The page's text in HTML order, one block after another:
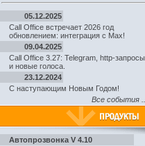
05.12.2025
Call Office встречает 2026 год
обновлением: интеграция с Max!
09.04.2025
Call Office 3.27: Telegram, http-запросы
и новые голоса.
23.12.2024
С наступающим Новым Годом!
Все события ...
Автопрозвонка V 4.10